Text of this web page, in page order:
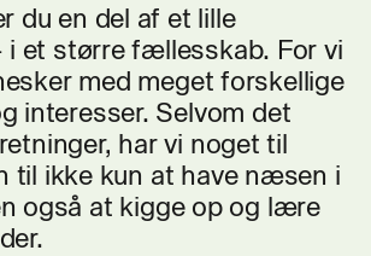
du en del af et lille
et større fællesskab. For vi
med meget forskellige
interesser. Selvom det
har vi noget til
til ikke kun at have næsen i
også at kigge op og lære